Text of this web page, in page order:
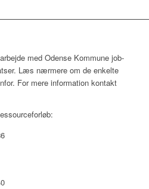
med Odense Kommune job-
Læs nærmere om de enkelte
For mere information kontakt